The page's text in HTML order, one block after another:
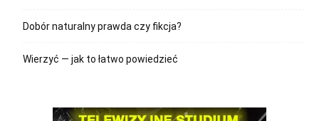
Dobór naturalny prawda czy fikcja?
Wierzyć — jak to łatwo powiedzieć